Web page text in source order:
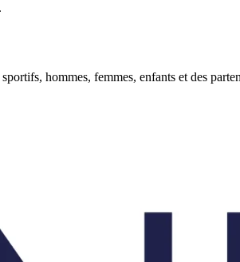
.
hommes, femmes, enfants et des